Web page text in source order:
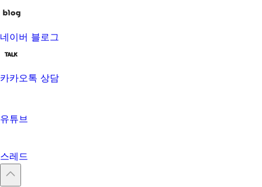
네이버 블로그
카카오톡 상담
유튜브
스레드